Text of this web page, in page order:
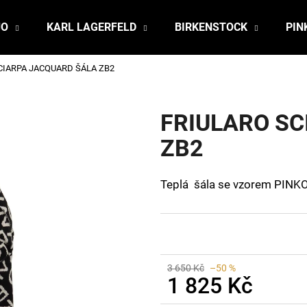
KARL LAGERFELD BIRKENSTOCK
JACQUARD ŠÁLA ZB2
FRIULARO
ZB2
Teplá šála se vzorem
3 650 Kč –50 %
1 825 Kč
Měrná
Co potřebujete najít?
HLEDAT